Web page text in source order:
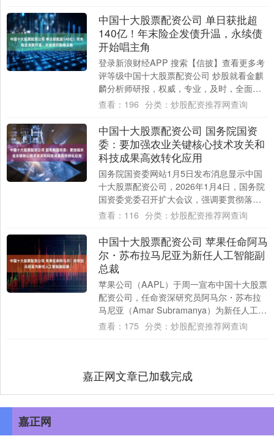
中国十大股票配资公司 单日获批超
140亿！年末险企发债升温，永续债
开始唱主角
登录新浪财经APP 搜索【信披】查看更多考
评等级中国十大股票配资公司 炒股就看金麒
麟分析师研报，权威，专业，及时，全面，
助您挖掘潜力主题机会！ 来源：北京商报 ....
查看： 196 分类： 炒股配资推荐网查询
中国十大股票配资公司 国务院国资
委：要加强农业关键核心技术攻关和
科技成果高效转化应用
国务院国资委网站1月5日发布消息显示中国
十大股票配资公司，2026年1月4日，国务院
国资委党委召开扩大会议，强调要贯彻落实
中央农村工作会议部署，组织推动国资央
查看： 116 分类： 炒股配资推荐网查询
中国十大股票配资公司 苹果任命阿马
尔・苏布拉马尼亚为新任人工智能副
总裁
苹果公司（AAPL）于周一宣布中国十大股票
配资公司，任命资深研究员阿马尔・苏布拉
马尼亚（Amar Subramanya）为新任人工智
能副总裁，接替约翰・吉安南德....
查看： 175 分类： 炒股配资推荐网查询
嘉正网文章已加载完成
嘉正网